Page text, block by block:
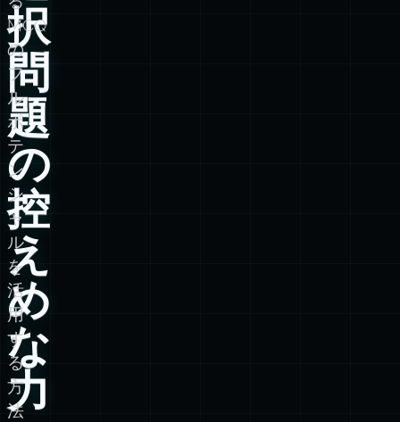
択
問
題
の
控
え
め
な
力
MCQ
の
フ
ル
ポ
テ
ン
シ
ャ
ル
を
活
用
す
る
方
法